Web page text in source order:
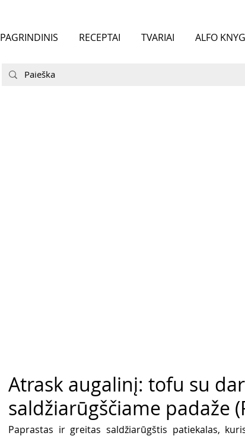
PAGRINDINIS RECEPTAI TVARIAI ALFO
Atrask augalinį: tofu su
saldžiarūgščiame padaže
Paprastas ir greitas saldžiarūgštis patiekalas,